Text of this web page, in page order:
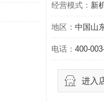
经营模式： 新
地区： 中国山
电话： 400-
进入